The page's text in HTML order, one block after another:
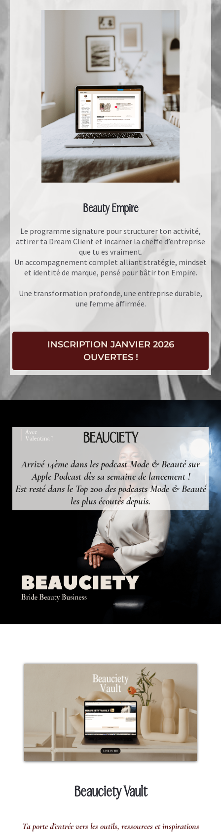
Beauty Empire
Le programme signature pour structurer ton activité,
attirer ta Dream Client et incarner la cheffe d’entreprise
que tu es vraiment.
Un accompagnement complet alliant stratégie, mindset
et identité de marque, pensé pour bâtir ton Empire.
Une transformation profonde, une entreprise durable,
une femme affirmée.
INSCRIPTION JANVIER 2026
OUVERTES !
BEAUCIETY
Arrivé 14ème dans les podcast Mode & Beauté sur
Apple Podcast dès sa semaine de lancement !
Est resté dans le Top 200 des podcasts Mode & Beauté
les plus écoutés depuis.
Beauciety Vault
Ta porte d’entrée vers les outils, ressources et inspirations